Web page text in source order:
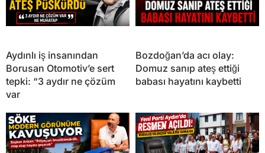
Aydınlı iş insanından
Borusan Otomotiv’e sert
tepki: “3 aydır ne çözüm
var
Bozdoğan’da acı olay:
Domuz sanıp ateş ettiği
babası hayatını kaybetti